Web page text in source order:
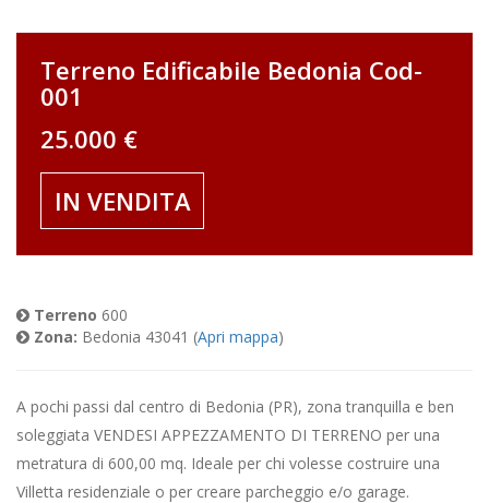
Terreno Edificabile Bedonia Cod-
001
25.000 €
IN VENDITA
Terreno 600
Zona: Bedonia 43041 (Apri mappa)
A pochi passi dal centro di Bedonia (PR), zona tranquilla e ben
soleggiata VENDESI APPEZZAMENTO DI TERRENO per una
metratura di 600,00 mq. Ideale per chi volesse costruire una
Villetta residenziale o per creare parcheggio e/o garage.